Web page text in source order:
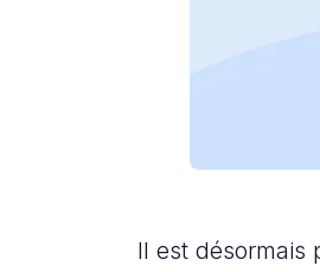
Il est désormais